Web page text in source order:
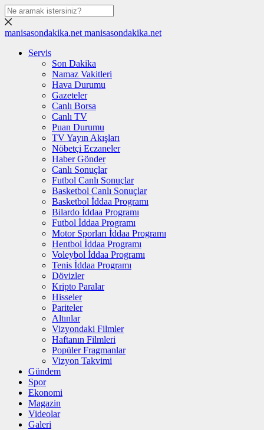
manisasondakika.net manisasondakika.net
Servis
Son Dakika
Namaz Vakitleri
Hava Durumu
Gazeteler
Canlı Borsa
Canlı TV
Puan Durumu
TV Yayın Akışları
Nöbetçi Eczaneler
Haber Gönder
Canlı Sonuçlar
Futbol Canlı Sonuçlar
Basketbol Canlı Sonuçlar
Basketbol İddaa Programı
Bilardo İddaa Programı
Futbol İddaa Programı
Motor Sporları İddaa Programı
Hentbol İddaa Programı
Voleybol İddaa Programı
Tenis İddaa Programı
Dövizler
Kripto Paralar
Hisseler
Pariteler
Altınlar
Vizyondaki Filmler
Haftanın Filmleri
Popüler Fragmanlar
Vizyon Takvimi
Gündem
Spor
Ekonomi
Magazin
Videolar
Galeri